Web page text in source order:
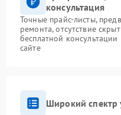
консультация
Точные прайс-листы,
ремонта, отсутствие
бесплатной
сайте
Широкий спектр